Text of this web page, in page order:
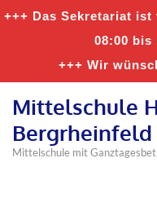
+++ Das Sekretariat ist
08:00 bis
+++ Wir
Mittelschule
Bergrheinfeld
Mittelschule mit